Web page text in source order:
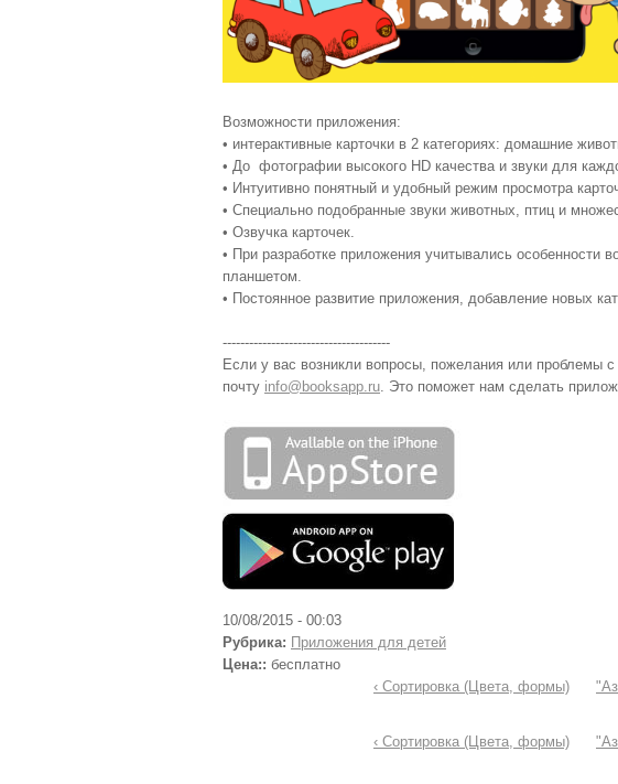
Возможности приложения:
• интерактивные карточки в 2 категориях: домашние
• До фотографии высокого HD качества и звуки для
• Интуитивно понятный и удобный режим просмотра
• Специально подобранные звуки животных, птиц и
• Озвучка карточек.
• При разработке приложения учитывались особенности
планшетом.
• Постоянное развитие приложения, добавление новых
--------------------------------------
Если у вас возникли вопросы, пожелания или проблемы
почту info@booksapp.ru. Это поможет нам сделать
10/08/2015 - 00:03
Рубрика: Приложения для детей
Цена:: бесплатно
‹ Сортировка (Цвета, формы)
‹ Сортировка (Цвета, формы)